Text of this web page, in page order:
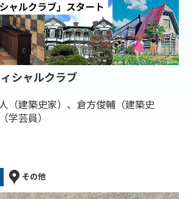
シャルクラブ
（建築史家）、倉方俊輔（建築史
学芸員）
その他